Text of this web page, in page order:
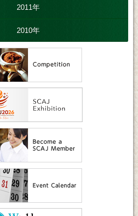
2011年
2010年